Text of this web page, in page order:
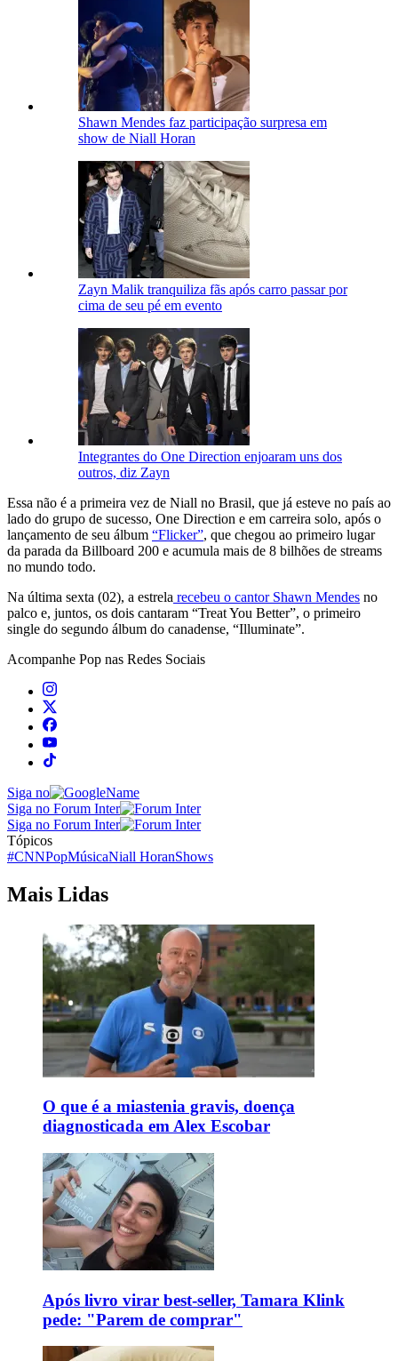
Shawn Mendes faz participação surpresa em
show de Niall Horan
Zayn Malik tranquiliza fãs após carro passar por
cima de seu pé em evento
Integrantes do One Direction enjoaram uns dos
outros, diz Zayn
Essa não é a primeira vez de Niall no Brasil, que já esteve no país ao
lado do grupo de sucesso, One Direction e em carreira solo, após o
lançamento de seu álbum “Flicker”, que chegou ao primeiro lugar
da parada da Billboard 200 e acumula mais de 8 bilhões de streams
no mundo todo.
Na última sexta (02), a estrela recebeu o cantor Shawn Mendes no
palco e, juntos, os dois cantaram “Treat You Better”, o primeiro
single do segundo álbum do canadense, “Illuminate”.
Acompanhe Pop nas Redes Sociais
Siga no
Siga no Forum Inter
Siga no Forum Inter
Tópicos
#CNNPopMúsicaNiall HoranShows
Mais Lidas
O que é a miastenia gravis, doença
diagnosticada em Alex Escobar
Após livro virar best-seller, Tamara Klink
pede: "Parem de comprar"